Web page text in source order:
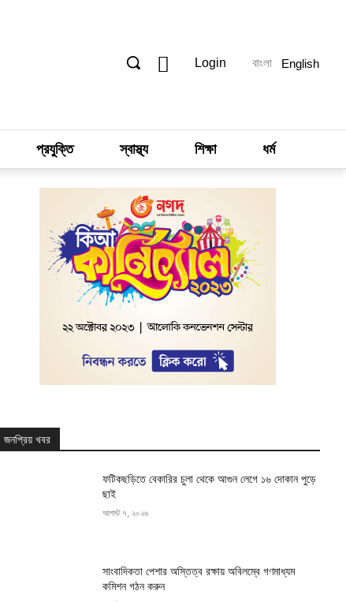
Login বাংলা English
প্রযুক্তি স্বাস্থ্য শিক্ষা ধর্ম
জনপ্রিয় খবর
ফটিকছড়িতে বেকারির চুলা থেকে আগুন লেগে ১৬ দোকান পুড়ে
ছাই
আগস্ট ৭, ২০২৬
সাংবাদিকতা পেশার অস্তিত্ব রক্ষায় অবিলম্বে গণমাধ্যম
কমিশন গঠন করুন